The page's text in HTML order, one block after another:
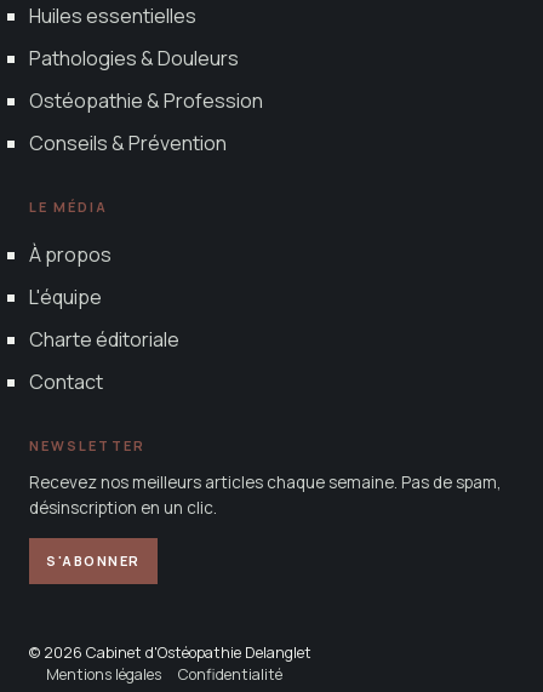
Huiles essentielles
Pathologies & Douleurs
Ostéopathie & Profession
Conseils & Prévention
LE MÉDIA
À propos
L'équipe
Charte éditoriale
Contact
NEWSLETTER
Recevez nos meilleurs articles chaque semaine. Pas de spam,
désinscription en un clic.
S'ABONNER
© 2026 Cabinet d'Ostéopathie Delanglet
Mentions légales
Confidentialité